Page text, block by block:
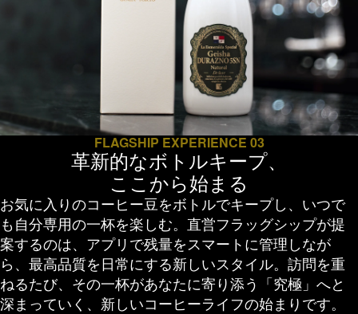
FLAGSHIP EXPERIENCE 03
革新的なボトルキープ、
ここから始まる
お気に入りのコーヒー豆をボトルでキープし、いつで
も自分専用の一杯を楽しむ。直営フラッグシップが提
案するのは、アプリで残量をスマートに管理しなが
ら、最高品質を日常にする新しいスタイル。訪問を重
ねるたび、その一杯があなたに寄り添う「究極」へと
深まっていく、新しいコーヒーライフの始まりです。